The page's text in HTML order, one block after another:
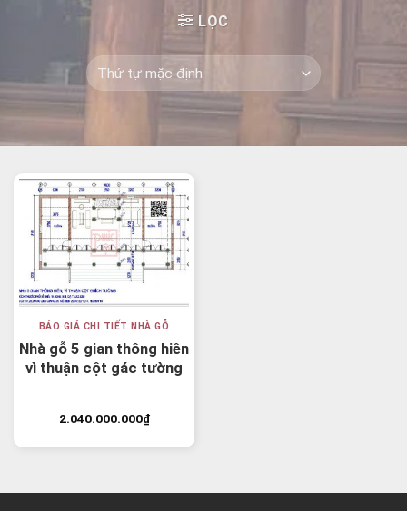
LỌC
BÁO GIÁ CHI TIẾT NHÀ GỖ
Nhà gỗ 5 gian thông hiên
vì thuận cột gác tường
2.040.000.000₫